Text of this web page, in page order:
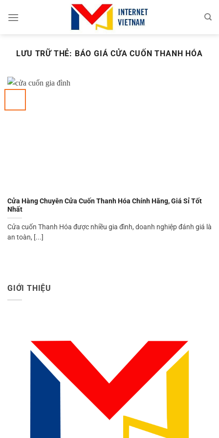
đến
LƯU TRỮ THẺ: BÁO GIÁ CỬA CUỐN THANH HÓA
Cửa Hàng Chuyên Cửa Cuốn Thanh Hóa Chính Hãng, Giá Sỉ Tốt
Nhất
Cửa cuốn Thanh Hóa được nhiều gia đình, doanh nghiệp đánh giá là
an toàn, [...]
GIỚI THIỆU